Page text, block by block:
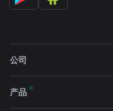
公司
产品